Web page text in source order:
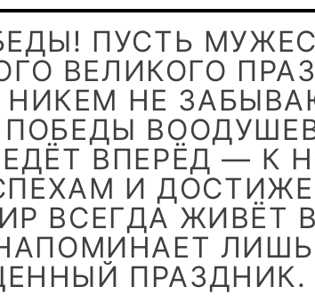
ПУСТЬ
ВЕЛИКОГО
НЕ
ПОБЕДЫ
ВПЕРЁД — К
И
ВСЕГДА ЖИВЁТ
ЛИШЬ
ПРАЗДНИК.